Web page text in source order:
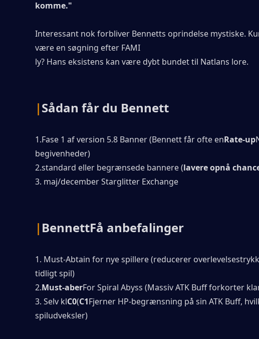
komme."
Interessant nok forbliver Bennetts oprindelse mystiske.
være en søgning efter FAMI
ly? Hans eksistens kan være dybt bundet til Natlans lore.
|Sådan får du Bennett
1.Fase 1 af version 5.8 Banner (Bennett får ofte enRate-up
begivenheder)
2.standard eller begrænsede bannere (lavere opnå
3. maj/december Starglitter Exchange
| BennettFå anbefalinger
1. Must-Abtain for nye spillere (reducerer
tidligt spil)
2.Must-aberFor Spiral Abyss (Massiv ATK Buff forkorter
3. Selv klC0(C1Fjerner HP-begrænsning på sin ATK Buff,
spiludveksler)